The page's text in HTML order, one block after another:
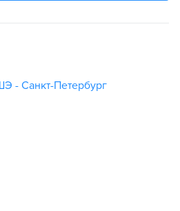
- Санкт-Петербург